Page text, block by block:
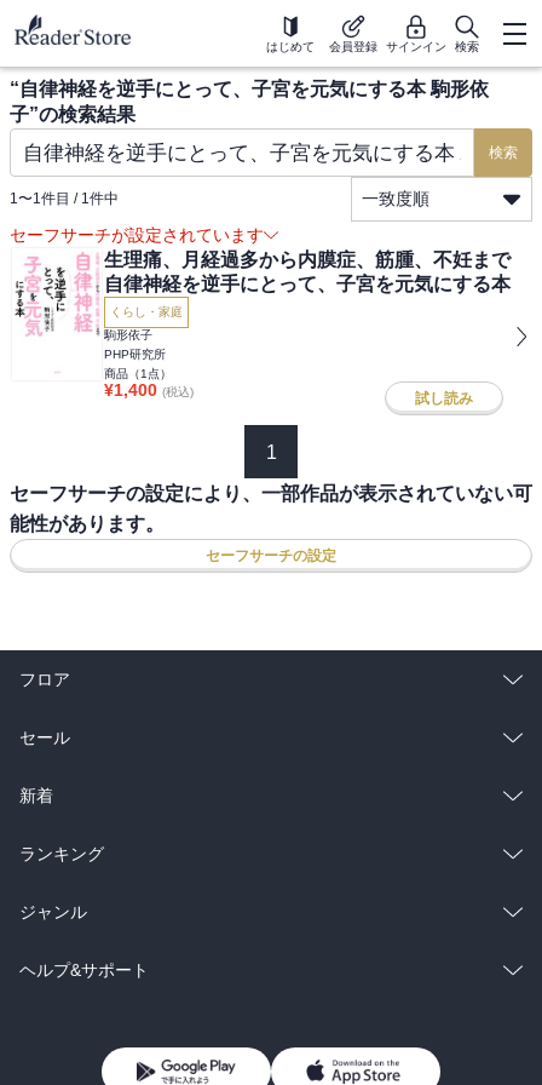
はじめて 会員登録 サインイン 検索
“自律神経を逆手にとって、子宮を元気にする本 駒形依
子”の検索結果
検索
1〜1件目 / 1件中
一致度順
セーフサーチが設定されています
生理痛、月経過多から内膜症、筋腫、不妊まで
自律神経を逆手にとって、子宮を元気にする本
くらし・家庭
駒形依子
PHP研究所
商品（1 点）
¥1,400 (税込) 試し読み
1
セーフサーチの設定により、一部作品が表示されていない可
能性があります。
セーフサーチの設定
フロア
総合
ラノベ
雑誌・グラビア
BL・TL
セール
総合
ラノベ
雑誌・グラビア
BL・TL
新着
総合
ラノベ
雑誌・グラビア
ランキング
総合
ラノベ
ジャンル
コミック
ライトノベル 男子向けラノベ
ヘルプ&サポート